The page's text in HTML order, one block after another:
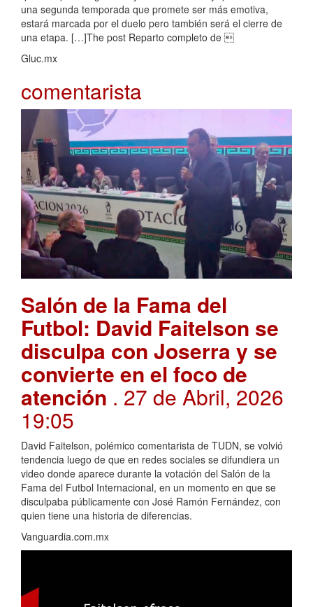
una segunda temporada que promete ser más emotiva,
estará marcada por el duelo pero también será el cierre de
una etapa. […]The post Reparto completo de 
Gluc.mx
comentarista
Salón de la Fama del
Futbol: David Faitelson se
disculpa con Joserra y se
convierte en el foco de
atención . 27 de Abril, 2026
19:05
David Faitelson, polémico comentarista de TUDN, se volvió
tendencia luego de que en redes sociales se difundiera un
video donde aparece durante la votación del Salón de la
Fama del Futbol Internacional, en un momento en que se
disculpaba públicamente con José Ramón Fernández, con
quien tiene una historia de diferencias.
Vanguardia.com.mx